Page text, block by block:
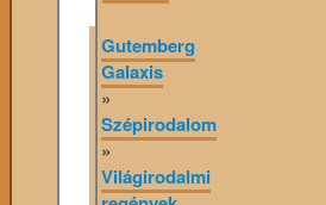
Gutemberg
Galaxis
»
Szépirodalom
»
Világirodalmi